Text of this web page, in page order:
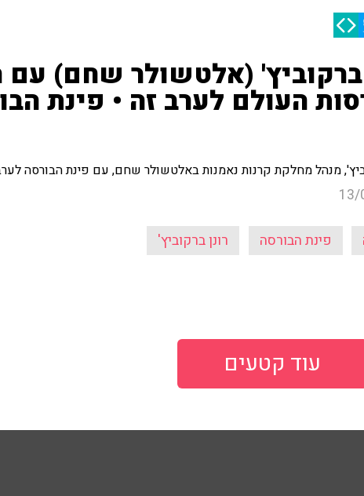
ברקוביץ' (אלטשולר שחם) עם
העולם לערב זה • פינת
מנהל מחלקת קרנות נאמנות באלטשולר שחם, עם פינת הבורסה
13/
פינת הבורסה רונן ברקוביץ'
עוד קטעים